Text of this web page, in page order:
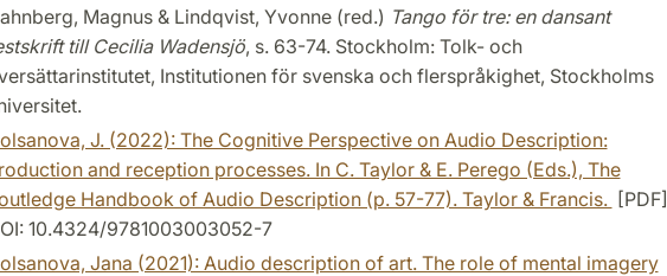
Magnus & Lindqvist, Yvonne (red.) Tango för tre: en dansant
till Cecilia Wadensjö, s. 63-74. Stockholm: Tolk- och
Institutionen för svenska och flerspråkighet, Stockholms
J. (2022): The Cognitive Perspective on Audio Description:
and reception processes. In C. Taylor & E. Perego (Eds.), The
Handbook of Audio Description (p. 57-77). Taylor & Francis. [PDF]
10.4324/9781003003052-7
Jana (2021): Audio description of art. The role of mental imagery